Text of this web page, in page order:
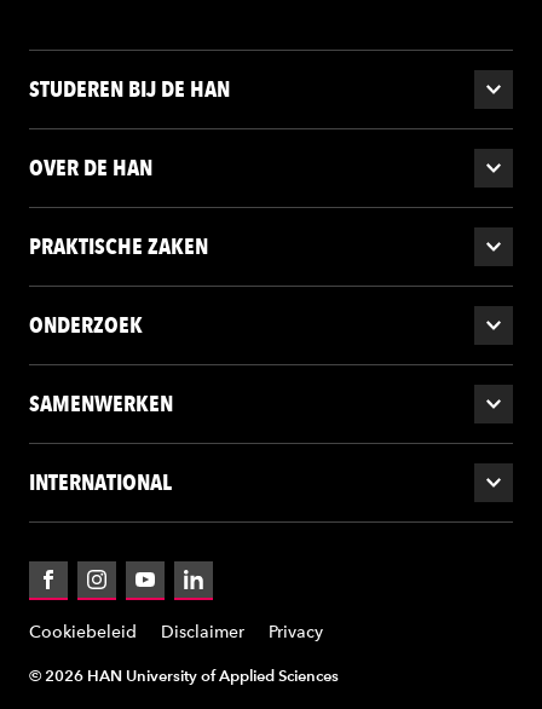
STUDEREN BIJ DE HAN
OVER DE HAN
PRAKTISCHE ZAKEN
ONDERZOEK
SAMENWERKEN
INTERNATIONAL
FacebookInstagramYouTubeLinkedIn
Cookiebeleid Disclaimer Privacy
© 2026 HAN University of Applied Sciences